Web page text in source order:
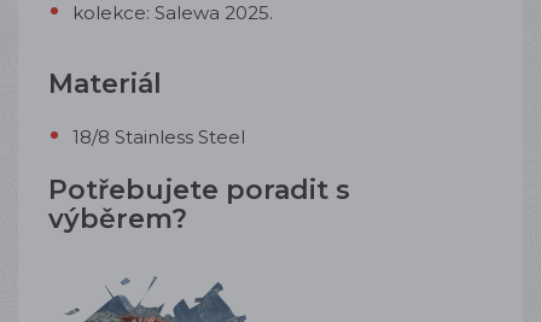
kolekce: Salewa 2025.
Materiál
18/8 Stainless Steel
Potřebujete poradit s
výběrem?